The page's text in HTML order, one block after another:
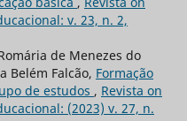
v. 23, n. 2,
de Menezes do
Belém Falcão, Formação
de estudos , Revista on
(2023) v. 27, n.